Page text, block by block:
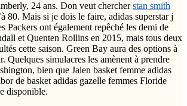
24 ans. Don veut chercherstan smith
80. Mais si je dois le faire, adidas superstar j
Packers ont également repêché les demi de
et Quenten Rollins en 2015, mais tous deux
cette saison. Green Bay aura des options à
Quelques simulacres les amènent à prendre
bien que Jalen basket femme adidas
de basket adidas gazelle femmes Floride
disponible.